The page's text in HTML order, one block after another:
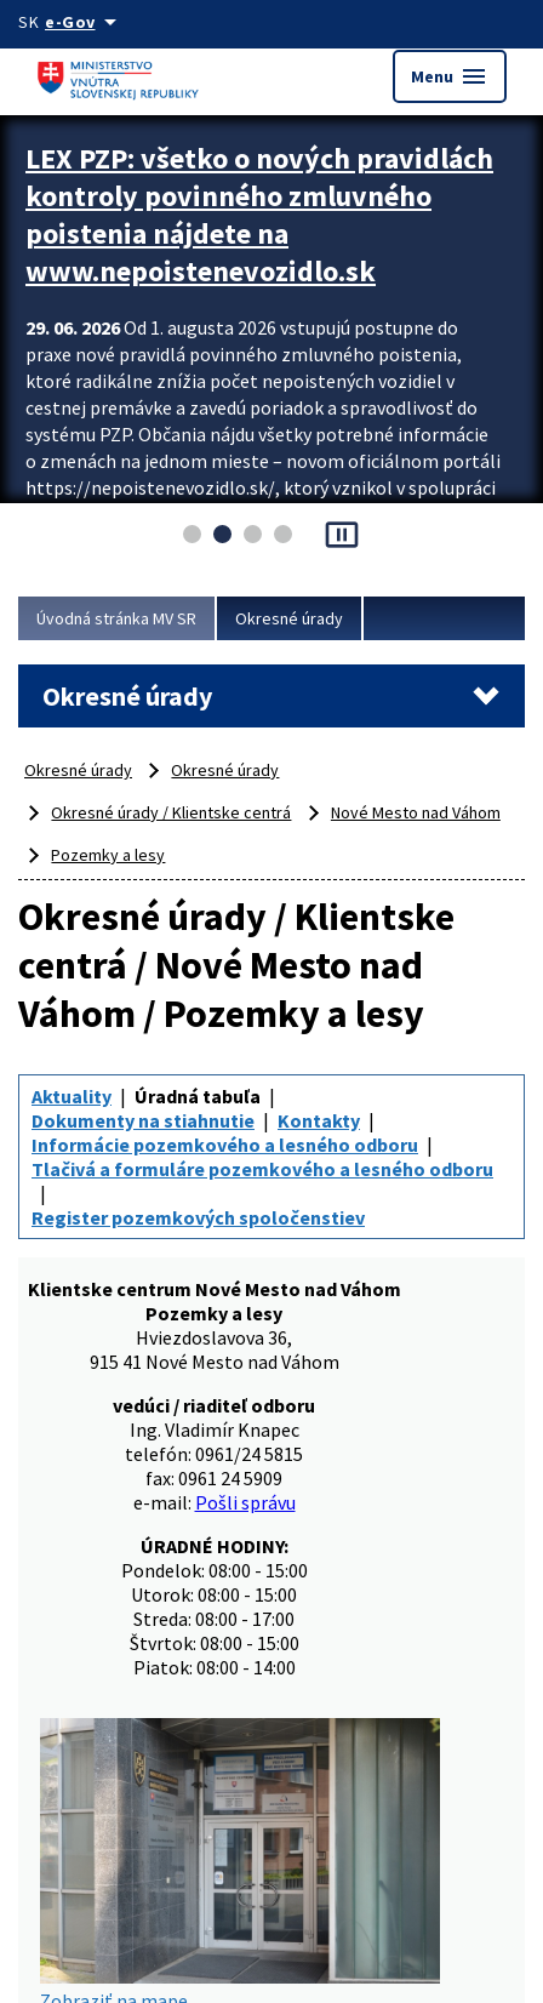
Preskocit na hlavný obsah
SK e-Govarrow_drop_down
Menu menu
Zastavit automatický posun upútavok
LEX PZP: všetko o nových pravidlách
kontroly povinného zmluvného
poistenia nájdete na
www.nepoistenevozidlo.sk
29. 06. 2026Od 1. augusta 2026 vstupujú postupne do
praxe nové pravidlá povinného zmluvného poistenia,
ktoré radikálne znížia počet nepoistených vozidiel v
cestnej premávke a zavedú poriadok a spravodlivosť do
systému PZP. Občania nájdu všetky potrebné informácie
o zmenách na jednom mieste – novom oficiálnom portáli
https://nepoistenevozidlo.sk/, ktorý vznikol v spolupráci
asociácie poisťovní (SLASPO) a Ministerstva vnútra SR.
Viac
pause_presentation
Úvodná stránka MV SR Okresné úrady
Okresné úrady
Okresné úrady
Okresné úrady
Okresné úrady / Klientske centrá
Nové Mesto nad Váhom
Pozemky a lesy
Okresné úrady / Klientske
centrá / Nové Mesto nad
Váhom / Pozemky a lesy
Aktuality
Úradná tabuľa
Dokumenty na stiahnutie
Kontakty
Informácie pozemkového a lesného odboru
Tlačivá a formuláre pozemkového a lesného odboru
Register pozemkových spoločenstiev
Klientske centrum Nové Mesto nad Váhom
Pozemky a lesy
Hviezdoslavova 36,
915 41 Nové Mesto nad Váhom
vedúci / riaditeľ odboru
Ing. Vladimír Knapec
telefón: 0961/24 5815
fax: 0961 24 5909
e-mail: Pošli správu
ÚRADNÉ HODINY:
Pondelok: 08:00 - 15:00
Utorok: 08:00 - 15:00
Streda: 08:00 - 17:00
Štvrtok: 08:00 - 15:00
Piatok: 08:00 - 14:00